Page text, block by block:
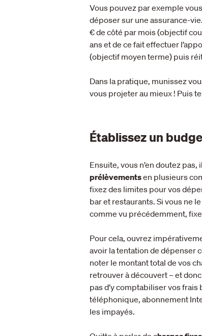
Vous pouvez par exemple
déposer sur une assurance-
€ de côté par mois (objectif
ans et de ce fait effectuer
(objectif moyen terme) puis
Dans la pratique, munissez
vous projeter au mieux ! Puis
Établissez un
Ensuite, vous n’en doutez pas,
prélèvementsen plusieurs
fixez des limites pour vos
bar et restaurants. Si vous ne
comme vu précédemment,
Pour cela, ouvrez
avoir la tentation de dépenser
noter le montant total de vos
retrouver à découvert – et
pas d’y comptabiliser vos
téléphonique, abonnement
les impayés.